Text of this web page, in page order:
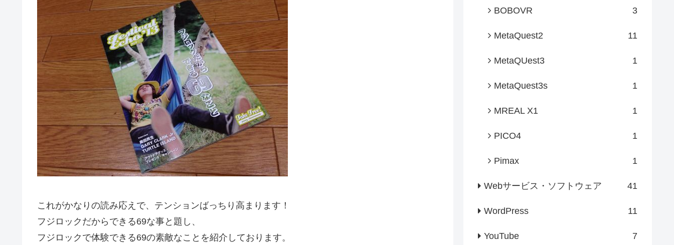
これがかなりの読み応えで、テンションばっちり高まります！
フジロックだからできる69な事と題し、
フジロックで体験できる69の素敵なことを紹介しております。
BOBOVR 3
MetaQuest2 11
MetaQUest3 1
MetaQuest3s 1
MREAL X1 1
PICO4 1
Pimax 1
Webサービス・ソフトウェア 41
WordPress 11
YouTube 7